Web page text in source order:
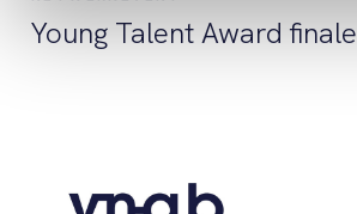
Young Talent Award finale